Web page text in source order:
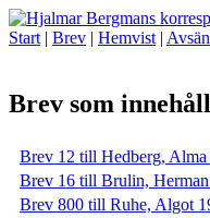
Start | Brev | Hemvist |
Brev som
Brev 12 till Hedberg,
Brev 16 till Brulin,
Brev 800 till Ruhe, Algot